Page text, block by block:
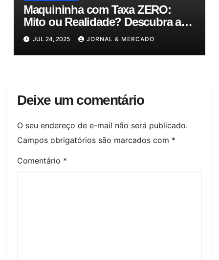
Maquininha com Taxa ZERO:
Mito ou Realidade? Descubra as
Melhores Opções para o Seu
Bolso!
JUL 24, 2025 JORNAL & MERCADO
Deixe um comentário
O seu endereço de e-mail não será publicado.
Campos obrigatórios são marcados com *
Comentário *